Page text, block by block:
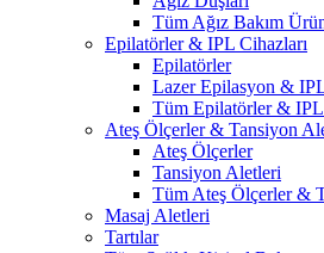
Tüm Ağız Bakım
Epilatörler & IPL Cihazları
Epilatörler
Lazer Epilasyon &
Tüm Epilatörler & IPL
Ateş Ölçerler & Tansiyon
Ateş Ölçerler
Tansiyon Aletleri
Tüm Ateş Ölçerler &
Masaj Aletleri
Tartılar